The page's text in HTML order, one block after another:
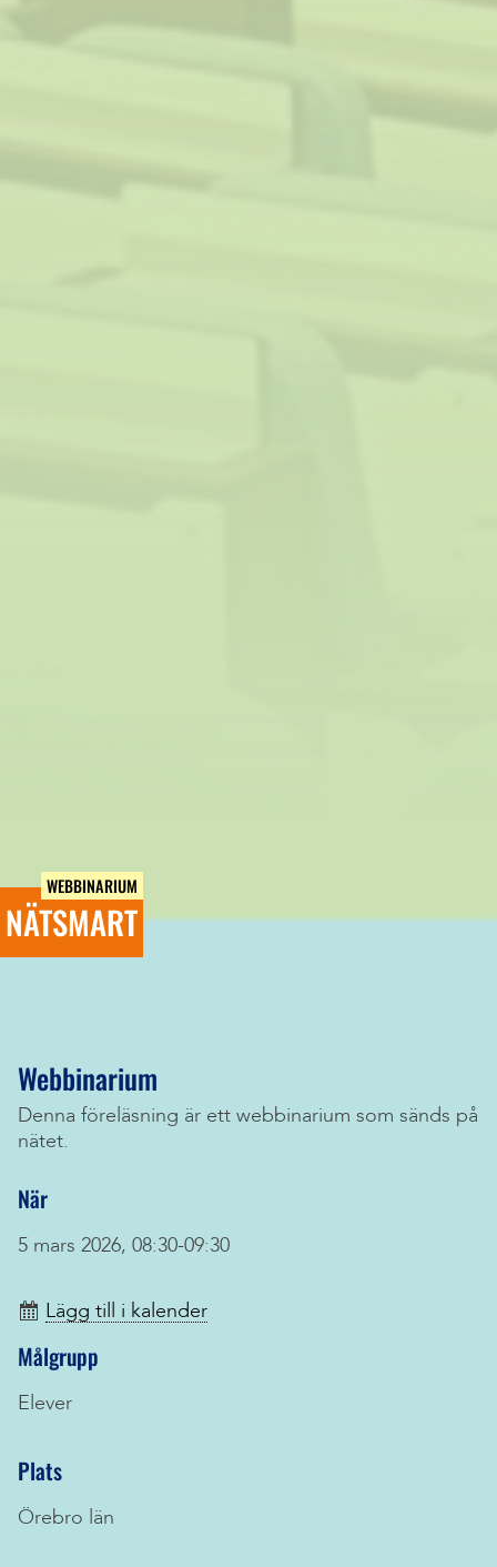
WEBBINARIUM
NÄTSMART
Webbinarium
Denna föreläsning är ett webbinarium som sänds på
nätet.
När
5 mars 2026, 08:30-09:30
Lägg till i kalender
Målgrupp
Elever
Plats
Örebro län